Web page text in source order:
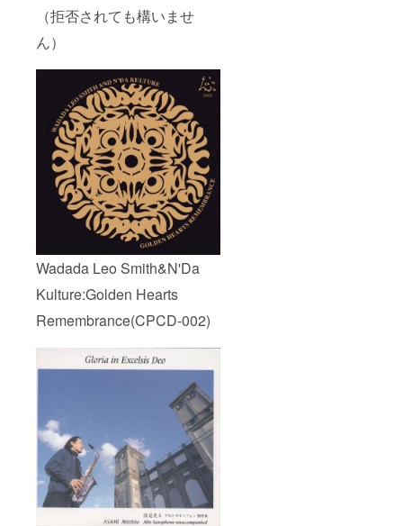
（拒否されても構いませ
ん）
Wadada Leo Smith&N'Da
Kulture:Golden Hearts
Remembrance(CPCD-002)